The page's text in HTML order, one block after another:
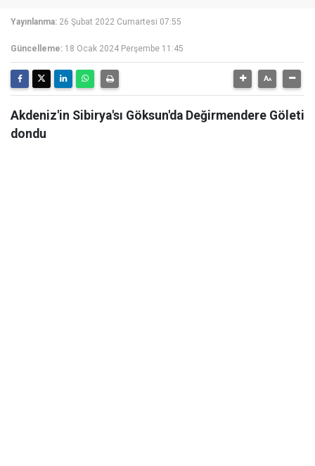
Yayınlanma: 26 Şubat 2022 Cumartesi 07:55
Güncelleme: 18 Ocak 2024 Perşembe 11:45
Akdeniz'in Sibirya'sı Göksun'da Değirmendere Göleti
dondu